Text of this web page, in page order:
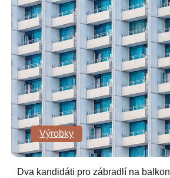
Výrobky
Dva kandidáti pro zábradlí na balkon